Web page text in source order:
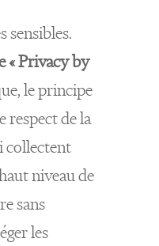
sensibles.
« Privacy by
le principe
respect de la
collectent
niveau de
sans
les